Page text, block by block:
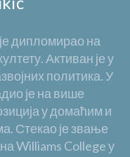
дипломирао на
Активан је у
политика. У
је на више
у домаћим и
Стекао је звање
Williams College у